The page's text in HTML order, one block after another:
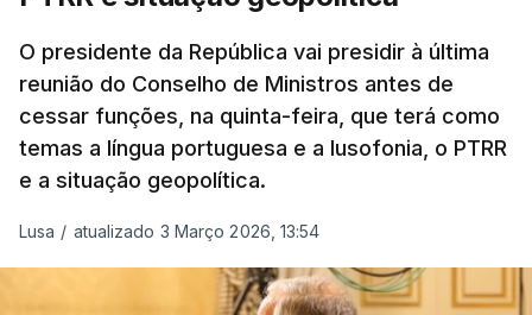
Reserva Tática do Comandante da Força da
NATO no Kosovo, e, mais recentemente, na
MINUSCA, como 2.º comandante da Força
Militar da ONU para a República Centro-
Africana".
"Foi ainda
chefe do Branch de Apoio às
Operações na Divisão de Operações,
acumulando com presidente dos Grupos NATO
de Proteção da Força e de Operações
O presidente da República vai presidir à última
reunião do Conselho de Ministros antes de
cessar funções, na quinta-feira, que terá como
temas a língua portuguesa e a lusofonia, o PTRR
e a situação geopolítica.
Lusa / atualizado 3 Março 2026, 13:54